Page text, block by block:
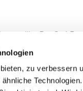
zu verbessern
PartGmbB